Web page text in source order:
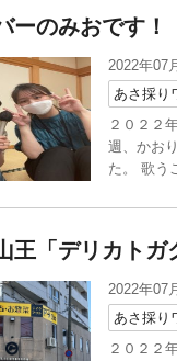
ーのみおです！
2022年07
あさ採り
２０２２
週、かお
た。 歌う
王「デリカトガ
2022年07
あさ採り
２０２２